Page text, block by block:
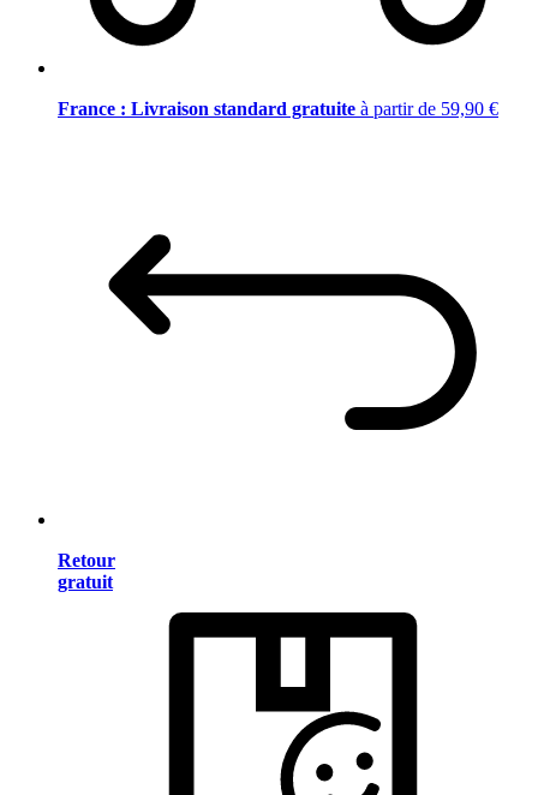
France : Livraison standard gratuite à partir de 59,90 €
Retour
gratuit